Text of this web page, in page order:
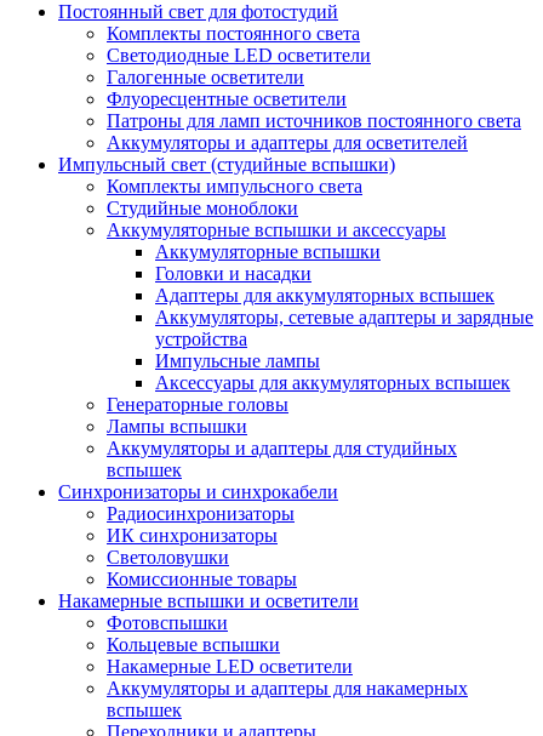
Постоянный свет для фотостудий
Комплекты постоянного света
Светодиодные LED осветители
Галогенные осветители
Флуоресцентные осветители
Патроны для ламп источников постоянного света
Аккумуляторы и адаптеры для осветителей
Импульсный свет (студийные вспышки)
Комплекты импульсного света
Студийные моноблоки
Аккумуляторные вспышки и аксессуары
Аккумуляторные вспышки
Головки и насадки
Адаптеры для аккумуляторных вспышек
Аккумуляторы, сетевые адаптеры и зарядные
устройства
Импульсные лампы
Аксессуары для аккумуляторных вспышек
Генераторные головы
Лампы вспышки
Аккумуляторы и адаптеры для студийных
вспышек
Синхронизаторы и синхрокабели
Радиосинхронизаторы
ИК синхронизаторы
Светоловушки
Комиссионные товары
Накамерные вспышки и осветители
Фотовспышки
Кольцевые вспышки
Накамерные LED осветители
Аккумуляторы и адаптеры для накамерных
вспышек
Переходники и адаптеры